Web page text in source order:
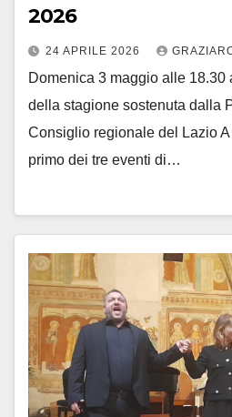
2026
24 APRILE 2026
Domenica 3 maggio alle
della stagione sostenuta dalla
Consiglio regionale del Lazio A
primo dei tre eventi di…